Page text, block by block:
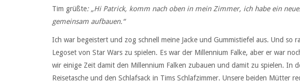
Tim grüßte: „Hi Patrick, komm nach oben in mein Zimmer, ich habe ein
gemeinsam aufbauen.“
Ich war begeistert und zog schnell meine Jacke und Gummistiefel aus. Und so
Legoset von Star Wars zu spielen. Es war der Millennium Falke, aber er war
wir einige Zeit damit den Millennium Falken zubauen und damit zu spielen. In
Reisetasche und den Schlafsack in Tims Schlafzimmer. Unsere beiden Mütter